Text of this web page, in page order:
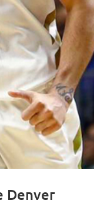
Denver